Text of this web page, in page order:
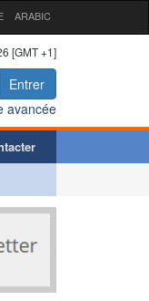
ARABIC
[GMT +1]
Entrer
avancée